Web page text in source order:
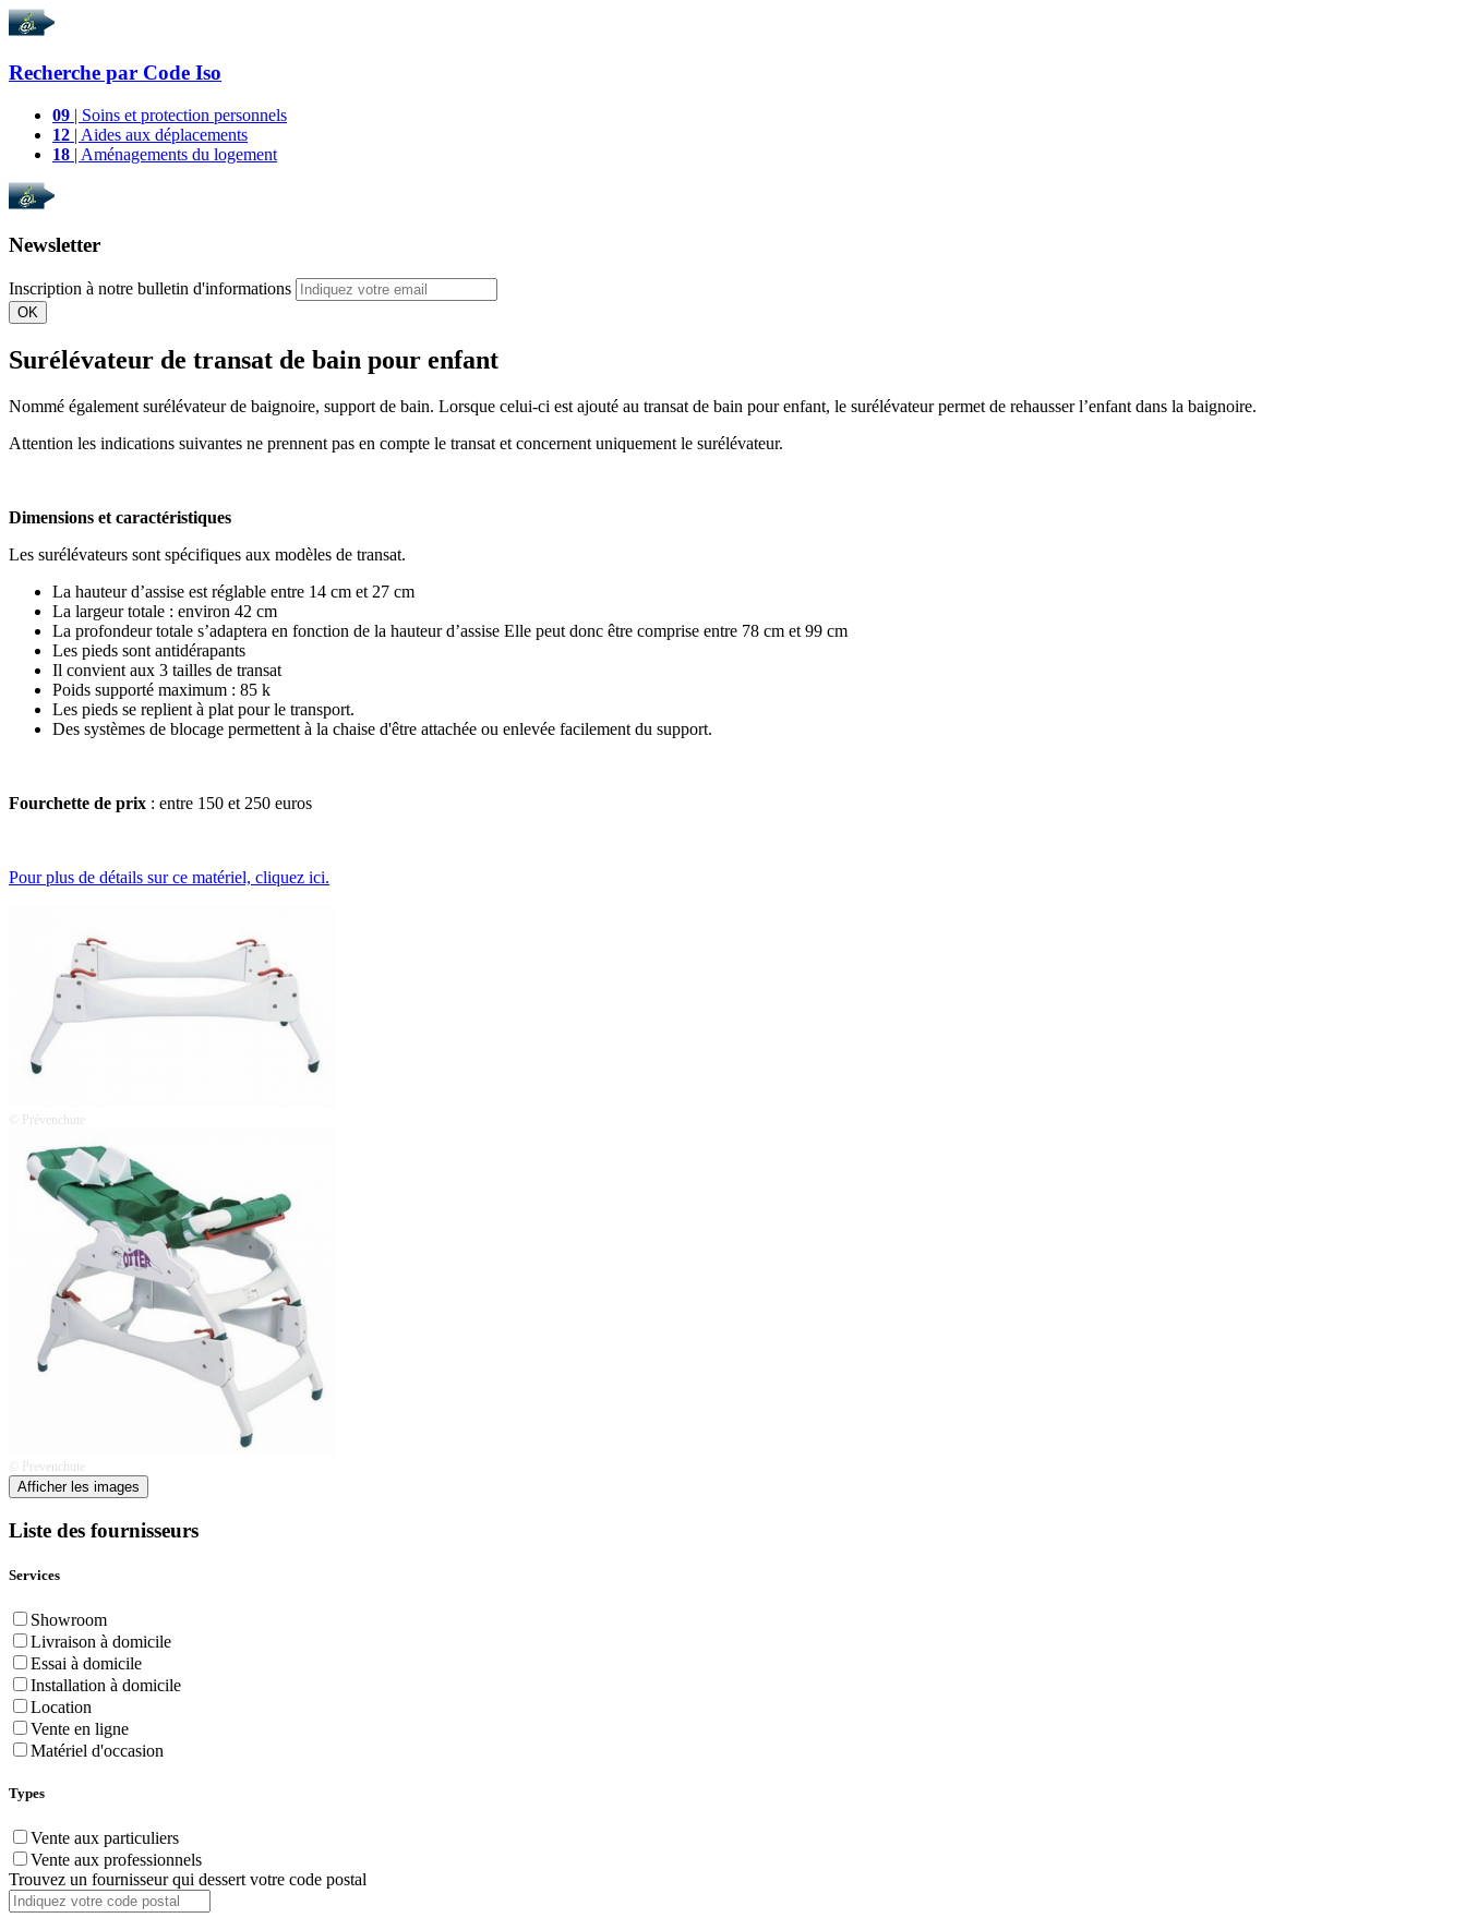
Recherche par Code Iso
09 | Soins et protection personnels
12 | Aides aux déplacements
18 | Aménagements du logement
Newsletter
Inscription à notre bulletin d'informations
OK
Surélévateur de transat de bain pour enfant
Nommé également surélévateur de baignoire, support de bain. Lorsque celui-ci est ajouté au transat de bain pour enfant, le surélévateur permet de rehausser l’enfant dans la baignoire.
Attention les indications suivantes ne prennent pas en compte le transat et concernent uniquement le surélévateur.
Dimensions et caractéristiques
Les surélévateurs sont spécifiques aux modèles de transat.
La hauteur d’assise est réglable entre 14 cm et 27 cm
La largeur totale : environ 42 cm
La profondeur totale s’adaptera en fonction de la hauteur d’assise Elle peut donc être comprise entre 78 cm et 99 cm
Les pieds sont antidérapants
Il convient aux 3 tailles de transat
Poids supporté maximum : 85 k
Les pieds se replient à plat pour le transport.
Des systèmes de blocage permettent à la chaise d'être attachée ou enlevée facilement du support.
Fourchette de prix : entre 150 et 250 euros
Pour plus de détails sur ce matériel, cliquez ici.
© Prévenchute
© Prevenchute
Afficher les images
Liste des fournisseurs
Services
Showroom
Livraison à domicile
Essai à domicile
Installation à domicile
Location
Vente en ligne
Matériel d'occasion
Types
Vente aux particuliers
Vente aux professionnels
Trouvez un fournisseur qui dessert votre code postal